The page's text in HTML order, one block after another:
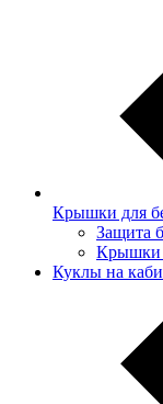
Крышки для
Защита
Крышки
Куклы на